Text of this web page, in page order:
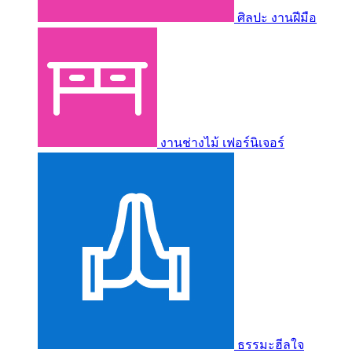
ศิลปะ งานฝีมือ
งานช่างไม้ เฟอร์นิเจอร์
ธรรมะฮีลใจ